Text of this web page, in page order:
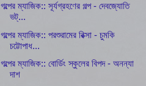
গল্পের ম্যাজিক:: সূর্যগ্রহণের গল্প - দেবজ্যোতি
ভট্...
গল্পের ম্যাজিক:: পরশুরামের রিক্সা - চুমকি
চট্টোপাধ...
গল্পের ম্যাজিক:: বোর্ডিং স্কুলের বিপদ - অনন্যা
দাশ